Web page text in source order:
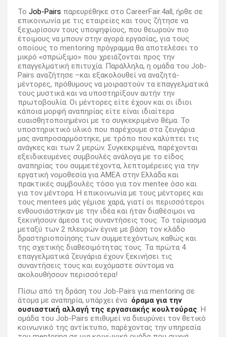
Το Job-Pairs παρευρέθηκε στο CareerFair.4all, ήρθε σε
επικοινωνία με τις εταιρείες και τους ζήτησε να
ξεχωρίσουν τους υποψηφίους, που θεωρούν πιο
έτοιμους να μπουν στην αγορά εργασίας, για τους
οποίους το mentoring πρόγραμμα θα αποτελέσει το
μικρό «σπρώξιμο» που χρειάζονται προς την
επαγγελματική επιτυχία. Παράλληλα, η ομάδα του Job-
Pairs αναζήτησε –και εξακολουθεί να αναζητά-
μέντορες, πρόθυμους να μοιραστούν τα επαγγελματικά
τους μυστικά και να υποστηρίξουν αυτήν την
πρωτοβουλία. Οι μέντορες είτε έχουν και οι ίδιοι
κάποια μορφή αναπηρίας είτε είναι ιδιαίτερα
ευαισθητοποιημένοι με το συγκεκριμένο θέμα. Το
υποστηρικτικό υλικό που παρέχουμε στα ζευγάρια
μας αναπροσαρμόστηκε, με τρόπο που καλύπτει τις
ανάγκες και των 2 μερών. Συγκεκριμένα, παρέχονται
εξειδικευμένες συμβουλές ανάλογα με το είδος
αναπηρίας του συμμετέχοντα, λεπτομέρειες για την
εργατική νομοθεσία για ΑΜΕΑ στην Ελλάδα και
πρακτικές συμβουλές τόσο για τον mentee όσο και
για τον μέντορα. Η επικοινωνία με τους μέντορες και
τους mentees μάς γέμισε χαρά, γιατί οι περισσότεροι
ενθουσιάστηκαν με την ιδέα και ήταν διαθέσιμοι να
ξεκινήσουν άμεσα τις συναντήσεις τους. Το ταίριασμα
μεταξύ των 2 πλευρών έγινε με βάση τον κλάδο
δραστηριοποίησης των συμμετεχόντων, καθώς και
της σχετικής διαθεσιμότητας τους. Τα πρώτα 4
επαγγελματικά ζευγάρια έχουν ξεκινήσει τις
συναντήσεις τους και ευχόμαστε σύντομα να
ακολουθήσουν περισσότερα!
Πίσω από τη δράση του Job-Pairs για mentoring σε
άτομα με αναπηρία, υπάρχει ένα όραμα για την
ουσιαστική αλλαγή της εργασιακής κουλτούρας . Η
ομάδα του Job-Pairs επιθυμεί να διευρύνει τον θετικό
κοινωνικό της αντίκτυπο, παρέχοντας την υπηρεσία